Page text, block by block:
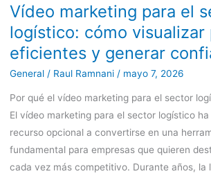
Vídeo marketing para el
logístico: cómo visualizar
eficientes y generar
General/ Raul Ramnani / mayo 7, 2026
Por qué el vídeo marketing para el sector
El vídeo marketing para el sector logístico
recurso opcional a convertirse en una
fundamental para empresas que quieren
cada vez más competitivo. Durante años, la
eficientes
generar
confianza